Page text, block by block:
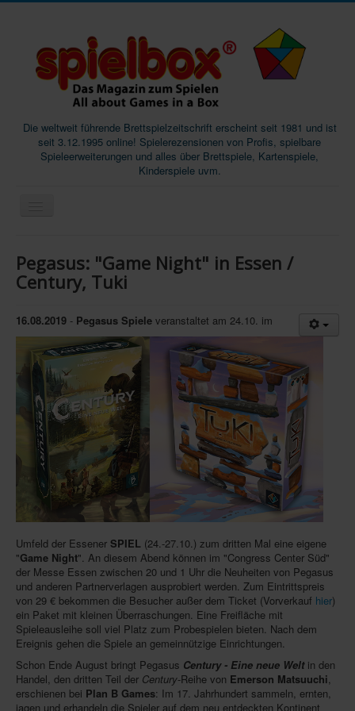
Die weltweit führende Brettspielzeitschrift erscheint seit 1981 und ist
seit 3.12.1995 online! Spielerezensionen von Profis, spielbare
Spieleerweiterungen und alles über Brettspiele, Kartenspiele,
Kinderspiele uvm.
Magazine
Podcast
SpieleMag
Infos
Shop
Download spielbox Special 2025
Newsletter
Spieledatenbank
Premium login
Neuheiten-New Games
Köpfe-Heads
Preise-Awards
Branchen-/Wirtschaftsnews
Interviews
Crowdfunding
Veranstaltungen-Events
Pegasus: "Game Night" in Essen /
Century, Tuki
16.08.2019 - Pegasus Spiele veranstaltet am 24.10. im
Umfeld der Essener SPIEL (24.-27.10.) zum dritten Mal eine eigene
"Game Night". An diesem Abend können im "Congress Center Süd"
der Messe Essen zwischen 20 und 1 Uhr die Neuheiten von Pegasus
und anderen Partnerverlagen ausprobiert werden. Zum Eintrittspreis
von 29 € bekommen die Besucher außer dem Ticket (Vorverkauf hier)
ein Paket mit kleinen Überraschungen. Eine Freifläche mit
Spieleausleihe soll viel Platz zum Probespielen bieten. Nach dem
Ereignis gehen die Spiele an gemeinnützige Einrichtungen.
Schon Ende August bringt Pegasus Century - Eine neue Weltin den
Handel, den dritten Teil der Century-Reihe von Emerson Matsuuchi,
erschienen bei Plan B Games: Im 17. Jahrhundert sammeln, ernten,
jagen und erhandeln die Spieler auf dem neu entdeckten Kontinent